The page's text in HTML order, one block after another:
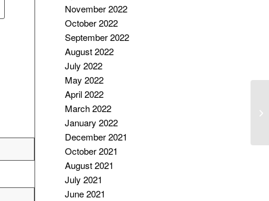
November 2022
October 2022
September 2022
August 2022
July 2022
May 2022
April 2022
March 2022
January 2022
December 2021
October 2021
August 2021
July 2021
June 2021